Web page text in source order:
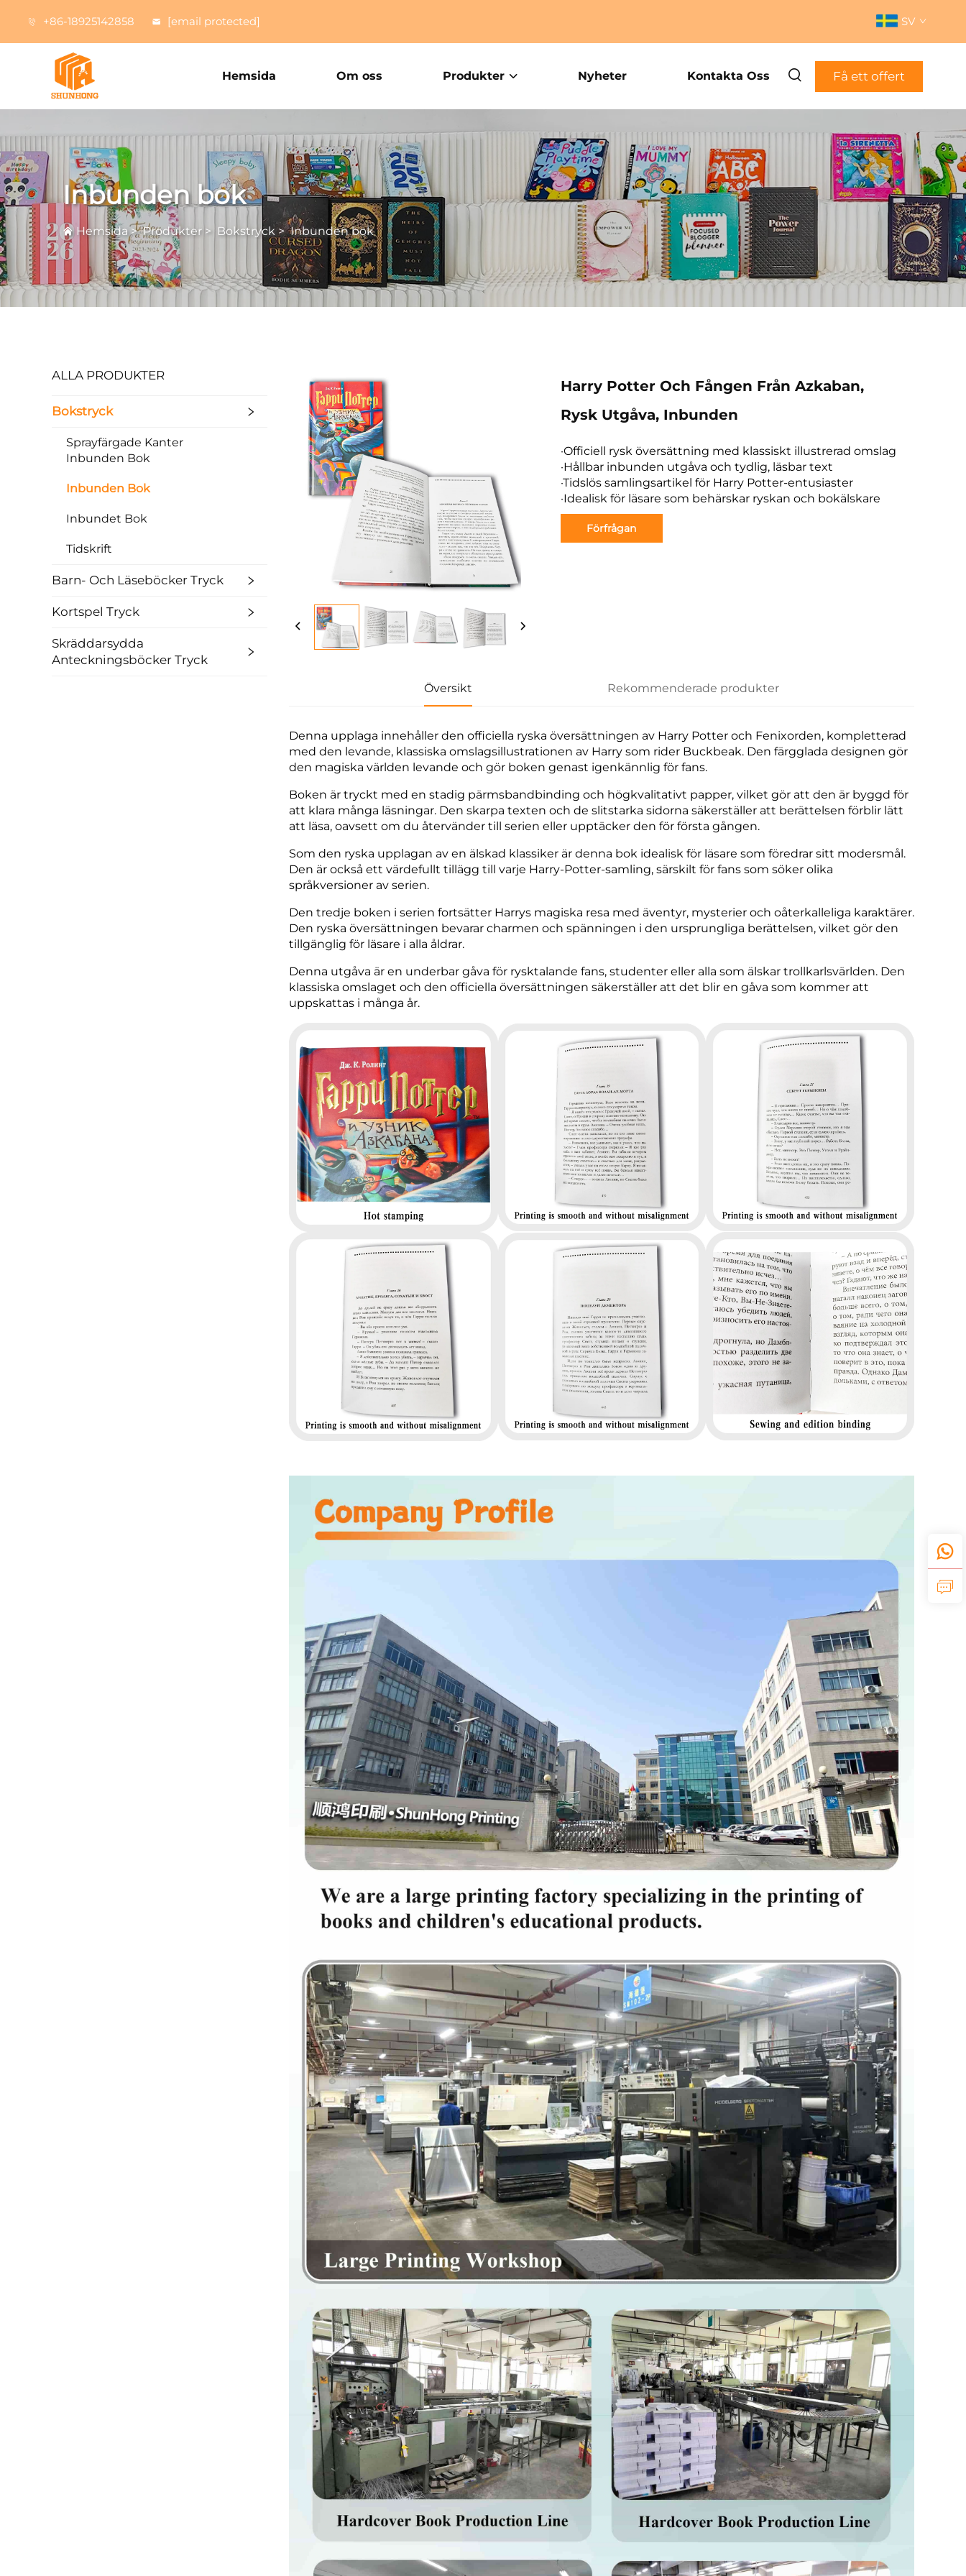
+86-18925142858 [email protected] SV
Hemsida Om oss Produkter Nyheter Kontakta Oss Få ett offert
Inbunden bok
Hemsida>Produkter > Bokstryck >Inbunden bok
ALLA PRODUKTER
Bokstryck
Sprayfärgade Kanter
Inbunden Bok
Inbunden Bok
Inbundet Bok
Tidskrift
Barn- Och Läseböcker Tryck
Kortspel Tryck
Skräddarsydda
Anteckningsböcker Tryck
Harry Potter Och Fången Från Azkaban,
Rysk Utgåva, Inbunden
·Officiell rysk översättning med klassiskt illustrerad omslag
·Hållbar inbunden utgåva och tydlig, läsbar text
·Tidslös samlingsartikel för Harry Potter-entusiaster
·Idealisk för läsare som behärskar ryskan och bokälskare
Förfrågan
Översikt Rekommenderade produkter
Denna upplaga innehåller den officiella ryska översättningen av Harry Potter och Fenixorden, kompletterad
med den levande, klassiska omslagsillustrationen av Harry som rider Buckbeak. Den färgglada designen gör
den magiska världen levande och gör boken genast igenkännlig för fans.
Boken är tryckt med en stadig pärmsbandbinding och högkvalitativt papper, vilket gör att den är byggd för
att klara många läsningar. Den skarpa texten och de slitstarka sidorna säkerställer att berättelsen förblir lätt
att läsa, oavsett om du återvänder till serien eller upptäcker den för första gången.
Som den ryska upplagan av en älskad klassiker är denna bok idealisk för läsare som föredrar sitt modersmål.
Den är också ett värdefullt tillägg till varje Harry-Potter-samling, särskilt för fans som söker olika
språkversioner av serien.
Den tredje boken i serien fortsätter Harrys magiska resa med äventyr, mysterier och oåterkalleliga karaktärer.
Den ryska översättningen bevarar charmen och spänningen i den ursprungliga berättelsen, vilket gör den
tillgänglig för läsare i alla åldrar.
Denna utgåva är en underbar gåva för rysktalande fans, studenter eller alla som älskar trollkarlsvärlden. Den
klassiska omslaget och den officiella översättningen säkerställer att det blir en gåva som kommer att
uppskattas i många år.